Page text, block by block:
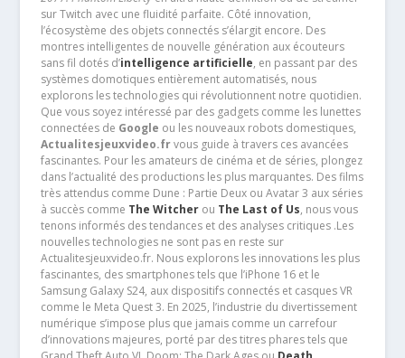
sur Twitch avec une fluidité parfaite. Côté innovation,
l’écosystème des objets connectés s’élargit encore. Des
montres intelligentes de nouvelle génération aux écouteurs
sans fil dotés d’intelligence artificielle, en passant par des
systèmes domotiques entièrement automatisés, nous
explorons les technologies qui révolutionnent notre quotidien.
Que vous soyez intéressé par des gadgets comme les lunettes
connectées de Google ou les nouveaux robots domestiques,
Actualitesjeuxvideo.frvous guide à travers ces avancées
fascinantes. Pour les amateurs de cinéma et de séries, plongez
dans l’actualité des productions les plus marquantes. Des films
très attendus comme Dune : Partie Deux ou Avatar 3 aux séries
à succès comme The Witcherou The Last of Us, nous vous
tenons informés des tendances et des analyses critiques .Les
nouvelles technologies ne sont pas en reste sur
Actualitesjeuxvideo.fr. Nous explorons les innovations les plus
fascinantes, des smartphones tels que l’iPhone 16 et le
Samsung Galaxy S24, aux dispositifs connectés et casques VR
comme le Meta Quest 3. En 2025, l’industrie du divertissement
numérique s’impose plus que jamais comme un carrefour
d’innovations majeures, porté par des titres phares tels que